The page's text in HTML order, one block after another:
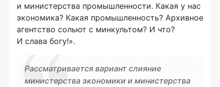
и министерства промышленности. Какая у нас
экономика? Какая промышленность? Архивное
агентство сольют с минкультом? И что?
И слава богу!».
Рассматривается вариант слияние
министерства экономики и министерства